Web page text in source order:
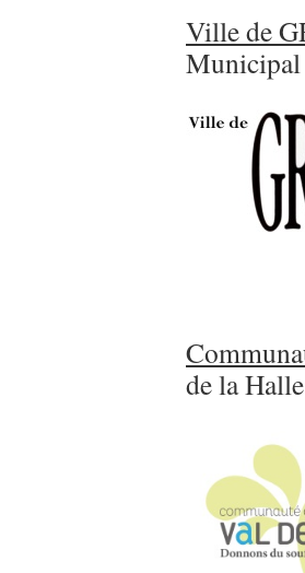
Ville de
Municipal
de la